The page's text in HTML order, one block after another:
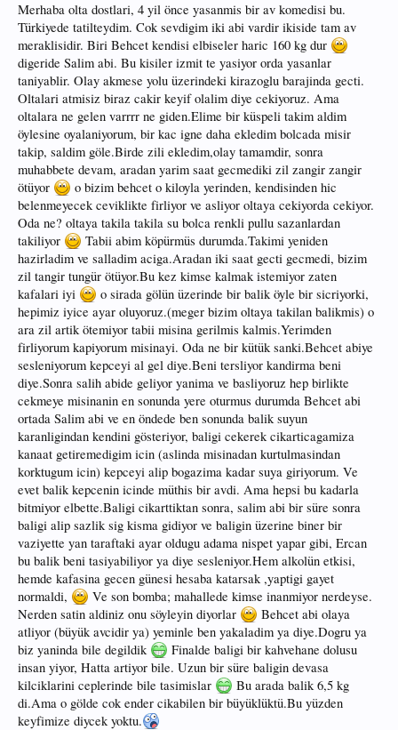
Merhaba olta dostlari, 4 yil önce yasanmis bir av komedisi bu.
Türkiyede tatilteydim. Cok sevdigim iki abi vardir ikiside tam av
meraklisidir. Biri Behcet kendisi elbiseler haric 160 kg dur
digeride Salim abi. Bu kisiler izmit te yasiyor orda yasanlar
taniyablir. Olay akmese yolu üzerindeki kirazoglu barajinda gecti.
Oltalari atmisiz biraz cakir keyif olalim diye cekiyoruz. Ama
oltalara ne gelen varrrr ne giden.Elime bir küspeli takim aldim
öylesine oyalaniyorum, bir kac igne daha ekledim bolcada misir
takip, saldim göle.Birde zili ekledim,olay tamamdir, sonra
muhabbete devam, aradan yarim saat gecmediki zil zangir zangir
ötüyor
o bizim behcet o kiloyla yerinden, kendisinden hic
belenmeyecek ceviklikte firliyor ve asliyor oltaya cekiyorda cekiyor.
Oda ne? oltaya takila takila su bolca renkli pullu sazanlardan
takiliyor
Tabii abim köpürmüs durumda.Takimi yeniden
hazirladim ve salladim aciga.Aradan iki saat gecti gecmedi, bizim
zil tangir tungür ötüyor.Bu kez kimse kalmak istemiyor zaten
kafalari iyi
o sirada gölün üzerinde bir balik öyle bir sicriyorki,
hepimiz iyice ayar oluyoruz.(meger bizim oltaya takilan balikmis) o
ara zil artik ötemiyor tabii misina gerilmis kalmis.Yerimden
firliyorum kapiyorum misinayi. Oda ne bir kütük sanki.Behcet abiye
sesleniyorum kepceyi al gel diye.Beni tersliyor kandirma beni
diye.Sonra salih abide geliyor yanima ve basliyoruz hep birlikte
cekmeye misinanin en sonunda yere oturmus durumda Behcet abi
ortada Salim abi ve en öndede ben sonunda balik suyun
karanligindan kendini gösteriyor, baligi cekerek cikarticagamiza
kanaat getiremedigim icin (aslinda misinadan kurtulmasindan
korktugum icin) kepceyi alip bogazima kadar suya giriyorum. Ve
evet balik kepcenin icinde müthis bir avdi. Ama hepsi bu kadarla
bitmiyor elbette.Baligi cikarttiktan sonra, salim abi bir süre sonra
baligi alip sazlik sig kisma gidiyor ve baligin üzerine biner bir
vaziyette yan taraftaki ayar oldugu adama nispet yapar gibi, Ercan
bu balik beni tasiyabiliyor ya diye sesleniyor.Hem alkolün etkisi,
hemde kafasina gecen günesi hesaba katarsak ,yaptigi gayet
normaldi,
Ve son bomba; mahallede kimse inanmiyor nerdeyse.
Nerden satin aldiniz onu söyleyin diyorlar
Behcet abi olaya
atliyor (büyük avcidir ya) yeminle ben yakaladim ya diye.Dogru ya
biz yaninda bile degildik
Finalde baligi bir kahvehane dolusu
insan yiyor, Hatta artiyor bile. Uzun bir süre baligin devasa
kilciklarini ceplerinde bile tasimislar
Bu arada balik 6,5 kg
di.Ama o gölde cok ender cikabilen bir büyüklüktü.Bu yüzden
keyfimize diycek yoktu.